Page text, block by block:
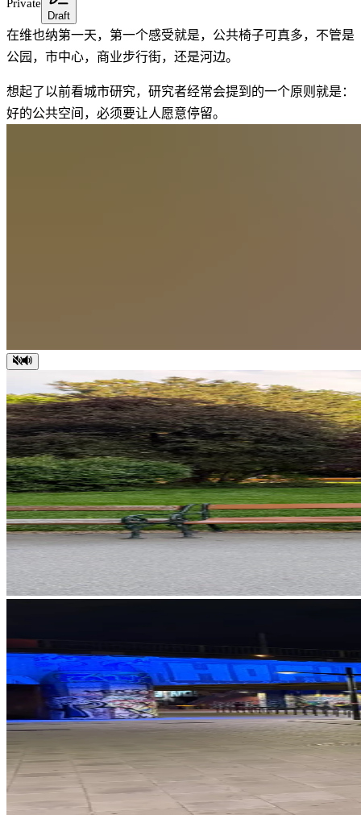
Private
Draft
在维也纳第一天，第一个感受就是，公共椅子可真多，不管是
公园，市中心，商业步行街，还是河边。
想起了以前看城市研究，研究者经常会提到的一个原则就是：
好的公共空间，必须要让人愿意停留。